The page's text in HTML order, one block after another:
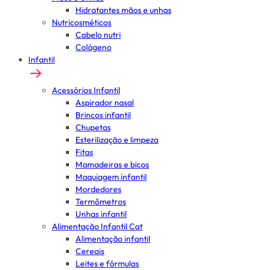
Hidratantes mãos e unhas
Nutricosméticos
Cabelo nutri
Colágeno
Infantil
Acessórios Infantil
Aspirador nasal
Brincos infantil
Chupetas
Esterilização e limpeza
Fitas
Mamadeiras e bicos
Maquiagem infantil
Mordedores
Termômetros
Unhas infantil
Alimentação Infantil Cat
Alimentação infantil
Cereais
Leites e fórmulas